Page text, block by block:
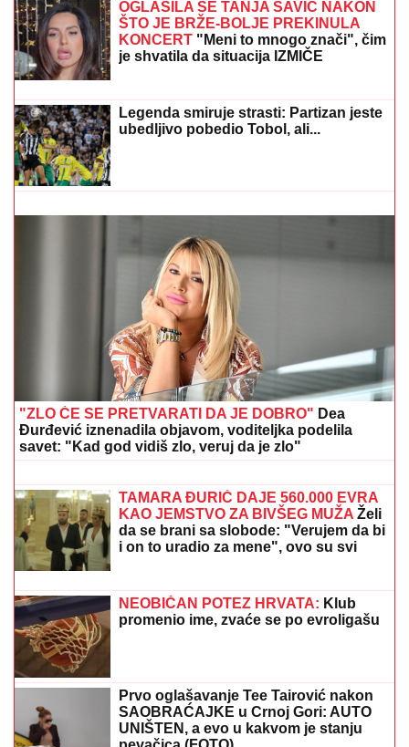
"MOŽDA JE ON SERIJSKI UBICA"
Žarko Popović za Blic TV o misteriji
ubistva lepe Ruskinje u Beogradu:
"Treba proveriti da nije još negde u
TEŠKA NESREĆA KOD RUMEAuto udario u bicikl,
stradao muškarac
VOZILO SLETELO SA PUTA KOD
VLASOTINCA: Usaobraćajnoj
nezgodi povređene tri osobe
OGLASILA SE TANJA SAVIĆ NAKON
ŠTO JE BRŽE-BOLJE PREKINULA
KONCERT"Meni to mnogo znači", čim
KONTROLI morala da reaguje
Horor na plaži u Crnoj Gori: Mladić iz Srbije ulovio
smrtonosnu neman koja seje strah po Jadranu
(VIDEO)